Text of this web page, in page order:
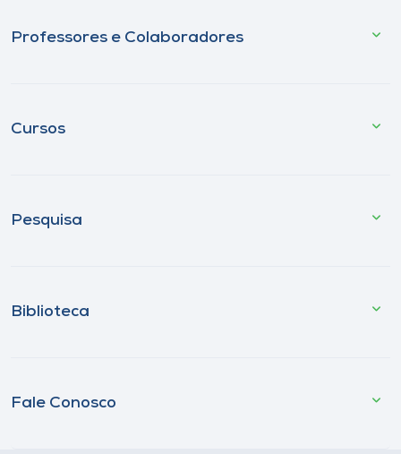
Professores e Colaboradores
Cursos
Pesquisa
Biblioteca
Fale Conosco